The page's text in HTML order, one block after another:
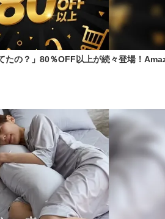
たの？」80％OFF以上が続々登場！